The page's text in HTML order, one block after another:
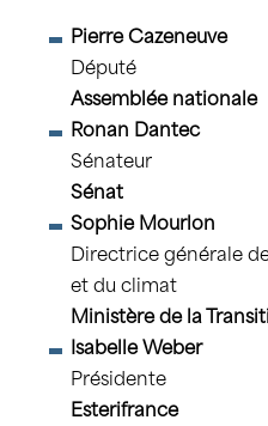
Pierre Cazeneuve
Député
Assemblée nationale
Ronan Dantec
Sénateur
Sénat
Sophie Mourlon
Directrice générale
et du climat
Ministère de la
Isabelle Weber
Présidente
Esterifrance